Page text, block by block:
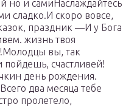
но и сами​Наслаждайтесь
сладко.​И скоро вовсе,​
праздник —​И у Бога​
жизнь твоя​
вы, так​
счастливей!​
день рождения.​
два месяца тебе​
пролетело,​